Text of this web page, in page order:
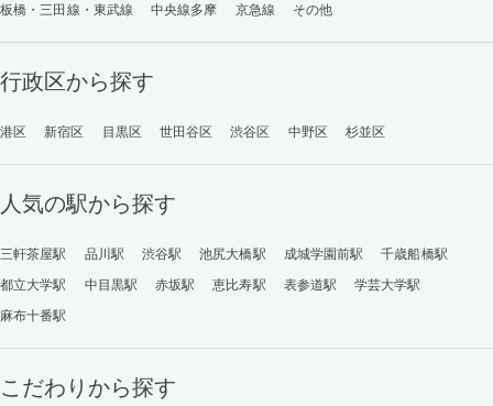
板橋・三田線・東武線
中央線多摩 京急線 その他
行政区から探す
港区 新宿区 目黒区 世田谷区 渋谷区 中野区 杉並区
人気の駅から探す
三軒茶屋駅 品川駅 渋谷駅 池尻大橋駅 成城学園前駅
千歳船橋駅
都立大学駅
中目黒駅 赤坂駅 恵比寿駅 表参道駅
学芸大学駅
麻布十番駅
こだわりから探す